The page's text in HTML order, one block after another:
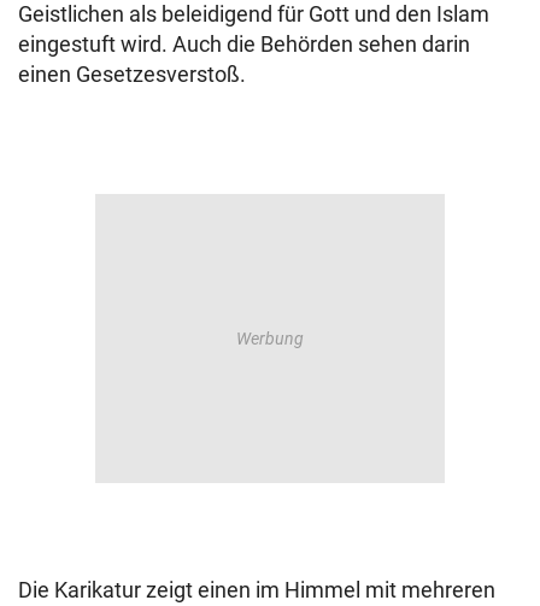
Geistlichen als beleidigend für Gott und den Islam
eingestuft wird. Auch die Behörden sehen darin
einen Gesetzesverstoß.
Die Karikatur zeigt einen im Himmel mit mehreren